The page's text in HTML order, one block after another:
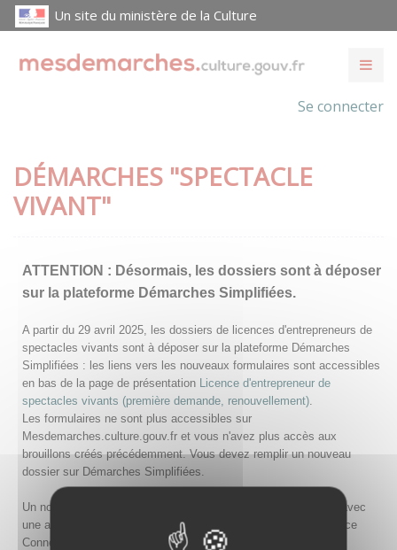
Un site du ministère de la Culture
Se connecter
DÉMARCHES "SPECTACLE
VIVANT"
ATTENTION : Désormais, les dossiers sont à déposer
sur la plateforme Démarches Simplifiées.
A partir du 29 avril 2025, les dossiers de licences d'entrepreneurs de
spectacles vivants sont à déposer sur la plateforme Démarches
Simplifiées : les liens vers les nouveaux formulaires sont accessibles
en bas de la page de présentation Licence d'entrepreneur de
spectacles vivants (première demande, renouvellement).
Les formulaires ne sont plus accessibles sur
Mesdemarches.culture.gouv.fr et vous n'avez plus accès aux
brouillons créés précédemment. Vous devez remplir un nouveau
dossier sur Démarches Simplifiées.
Un nouveau compte doit être créé sur Démarches Simplifiées avec
une adresse email et un mot de passe, ou en passant par France
Connect.